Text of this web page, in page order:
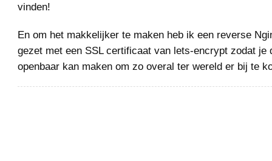
vinden!
En om het makkelijker te maken heb ik een reverse
gezet met een SSL certificaat van lets-encrypt zodat je
openbaar kan maken om zo overal ter wereld er bij te